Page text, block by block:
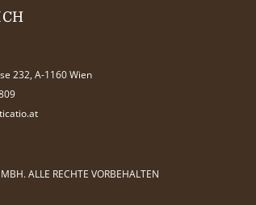
232, A-1160 Wien
ALLE RECHTE VORBEHALTEN